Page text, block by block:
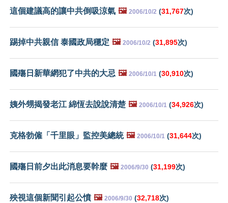
這個建議高的讓中共倒吸涼氣 🖼️ 2006/10/2 (31,767次)
踢掉中共親信 泰國政局穩定 🖼️ 2006/10/2 (31,895次)
國殤日新華網犯了中共的大忌 🖼️ 2006/10/1 (30,910次)
姨外甥揭發老江 綿恆去說說清楚 🖼️ 2006/10/1 (34,926次)
克格勃僱「千里眼」監控美總統 🖼️ 2006/10/1 (31,644次)
國殤日前夕出此消息要幹麼 🖼️ 2006/9/30 (31,199次)
殃視這個新聞引起公憤 🖼️ 2006/9/30 (32,718次)